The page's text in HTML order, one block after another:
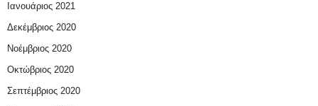
Ιανουάριος 2021
Δεκέμβριος 2020
Νοέμβριος 2020
Οκτώβριος 2020
Σεπτέμβριος 2020